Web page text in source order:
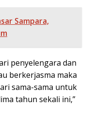
Sampara,
penyelengara dan
berkerjasma maka
sama-sama untuk
tahun sekali ini,”